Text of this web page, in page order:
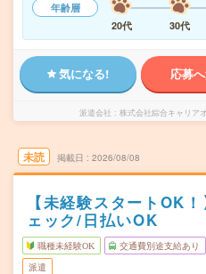
年齢層
20代
30代
気になる! 応募
派遣会社 株式会社綜合キャリア
未読 掲載日 2026/08/08
【未経験スタートOK
ェック/日払いOK
職種未経験OK 交通費別途支給あり
派遣